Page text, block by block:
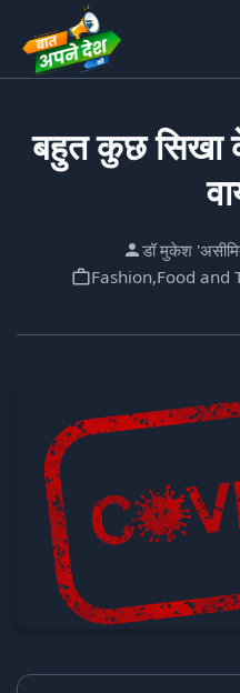
बहुत कुछ सिखा
डॉ मुकेश
Fashion,Food and